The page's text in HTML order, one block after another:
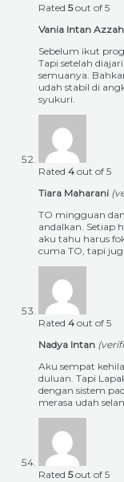
Rated 5out of 5
Vania Intan
Sebelum ikut
Tapi setelah
semuanya.
udah stabil di
syukuri.
Rated 4 out of 5
Tiara Maharani
TO mingguan
andalkan. Setiap
aku tahu harus
cuma TO, tapi
Rated 4 out of 5
Nadya Intan
Aku sempat
duluan. Tapi
dengan sistem
merasa udah
Rated 5out of 5